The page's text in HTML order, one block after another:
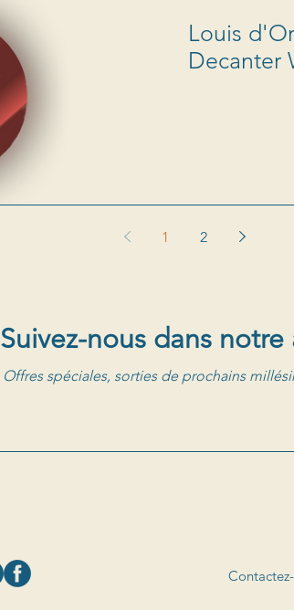
Louis
Decanter
1 2
Suivez-nous dans notre
Offres spéciales, sorties de prochains